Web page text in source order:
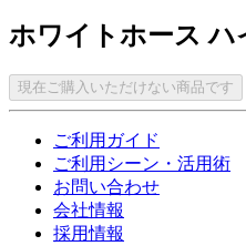
ホワイトホース ハ
現在ご購入いただけない商品です
ご利用ガイド
ご利用シーン・活用術
お問い合わせ
会社情報
採用情報